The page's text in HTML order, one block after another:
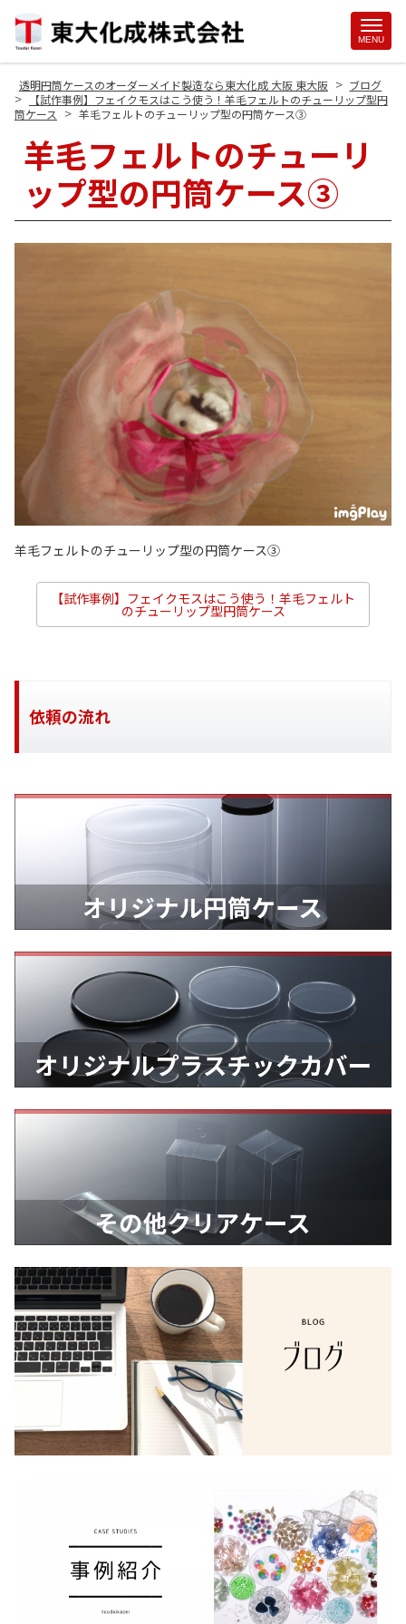
MENU
透明円筒ケースのオーダーメイド製造なら東大化成 大阪 東大阪 > ブログ
>
【試作事例】フェイクモスはこう使う！羊毛フェルトのチューリップ型円
筒ケース > 羊毛フェルトのチューリップ型の円筒ケース③
羊毛フェルトのチューリ
ップ型の円筒ケース③
羊毛フェルトのチューリップ型の円筒ケース③
【試作事例】フェイクモスはこう使う！羊毛フェルト
のチューリップ型円筒ケース
依頼の流れ
Site
Footer